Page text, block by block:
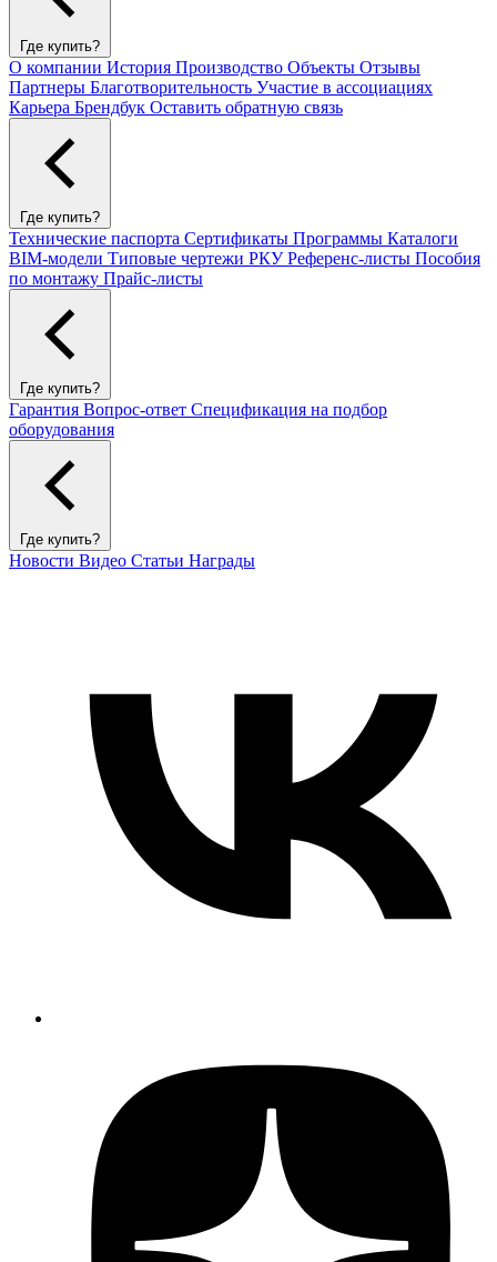
Где купить?
О компании История Производство Объекты Отзывы
Партнеры Благотворительность Участие в ассоциациях
Карьера Брендбук Оставить обратную связь
Где купить?
Технические паспорта Сертификаты Программы Каталоги
BIM-модели Типовые чертежи РКУРеференс-листы Пособия
по монтажу Прайс-листы
Где купить?
Гарантия Вопрос-ответ Спецификация на подбор
оборудования
Где купить?
Новости Видео Статьи Награды